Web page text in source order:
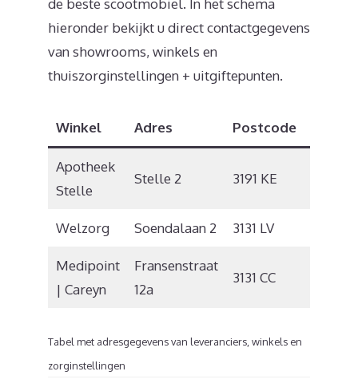
de beste scootmobiel. In het schema
hieronder bekijkt u direct contactgegevens
van showrooms, winkels en
thuiszorginstellingen + uitgiftepunten.
Winkel Adres Postcode
Apotheek
Stelle
Stelle 2 3191 KE
Welzorg Soendalaan 2 3131 LV
Medipoint
| Careyn
Fransenstraat
12a
3131 CC
Tabel met adresgegevens van leveranciers, winkels en
zorginstellingen